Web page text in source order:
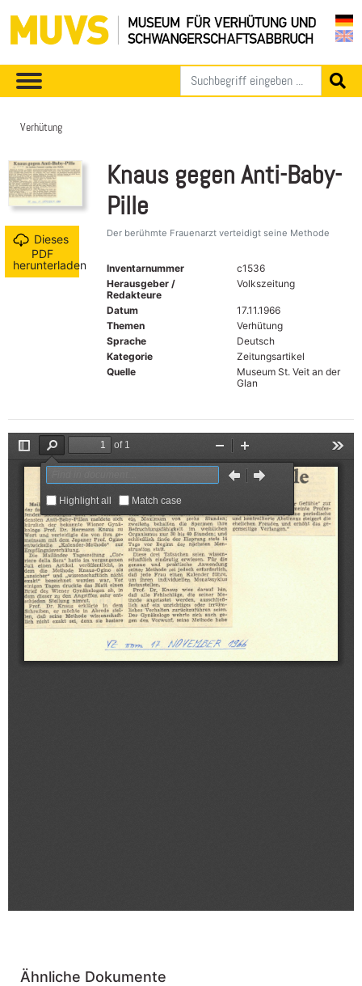
Verhütung
Dieses
PDF
herunterladen
Knaus gegen Anti-Baby-
Pille
Der berühmte Frauenarzt verteidigt seine Methode
Inventarnummer
c1536
Herausgeber /
Redakteure
Volkszeitung
Datum
17.11.1966
Themen
Verhütung
Sprache
Deutsch
Kategorie
Zeitungsartikel
Quelle
Museum St. Veit an der
Glan
Ähnliche Dokumente